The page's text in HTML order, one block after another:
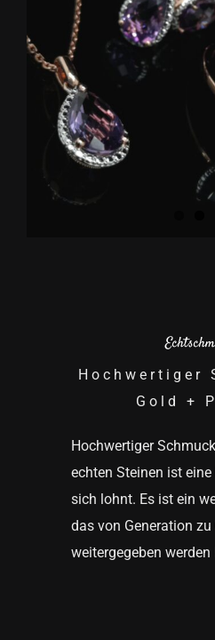
Hochwertiger
Gold +
Hochwertiger
echten Steinen ist
sich lohnt. Es ist ein
das von Generation zu
weitergegeben werden